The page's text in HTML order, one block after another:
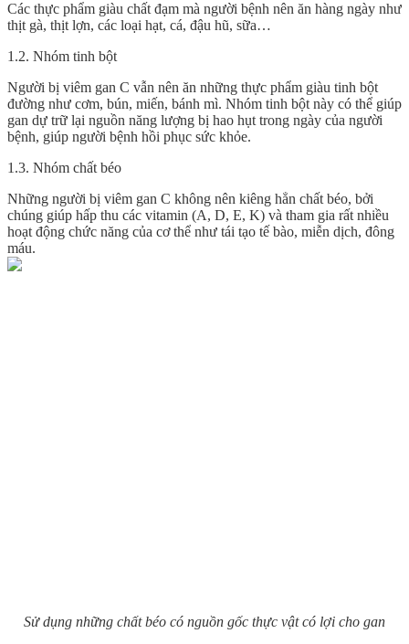
Các thực phẩm giàu chất đạm mà người bệnh nên ăn hàng ngày như
thịt gà, thịt lợn, các loại hạt, cá, đậu hũ, sữa…
1.2. Nhóm tinh bột
Người bị viêm gan C vẫn nên ăn những thực phẩm giàu tinh bột
đường như cơm, bún, miến, bánh mì. Nhóm tinh bột này có thể giúp
gan dự trữ lại nguồn năng lượng bị hao hụt trong ngày của người
bệnh, giúp người bệnh hồi phục sức khỏe.
1.3. Nhóm chất béo
Những người bị viêm gan C không nên kiêng hẳn chất béo, bởi
chúng giúp hấp thu các vitamin (A, D, E, K) và tham gia rất nhiều
hoạt động chức năng của cơ thể như tái tạo tế bào, miễn dịch, đông
máu.
Sử dụng những chất béo có nguồn gốc thực vật có lợi cho gan